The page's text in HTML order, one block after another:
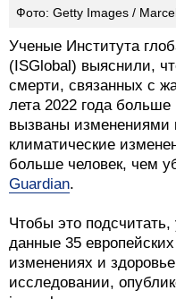
Фото: Getty Images /
Ученые Института
(ISGlobal) выяснили,
смерти, связанных с
лета 2022 года
вызваны изменениями
климатические
больше человек, чем
Guardian.
Чтобы это
данные 35
изменениях и
исследовании,